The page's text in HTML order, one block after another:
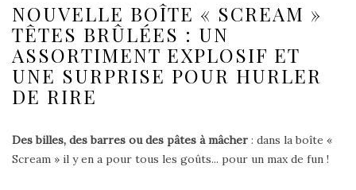
NOUVELLE BOÎTE « SCREAM »
TÊTES BRÛLÉES : UN
ASSORTIMENT EXPLOSIF ET
UNE SURPRISE POUR HURLER
DE RIRE
Des billes, des barres ou des pâtes à mâcher : dans la boîte «
Scream » il y en a pour tous les goûts... pour un max de fun !